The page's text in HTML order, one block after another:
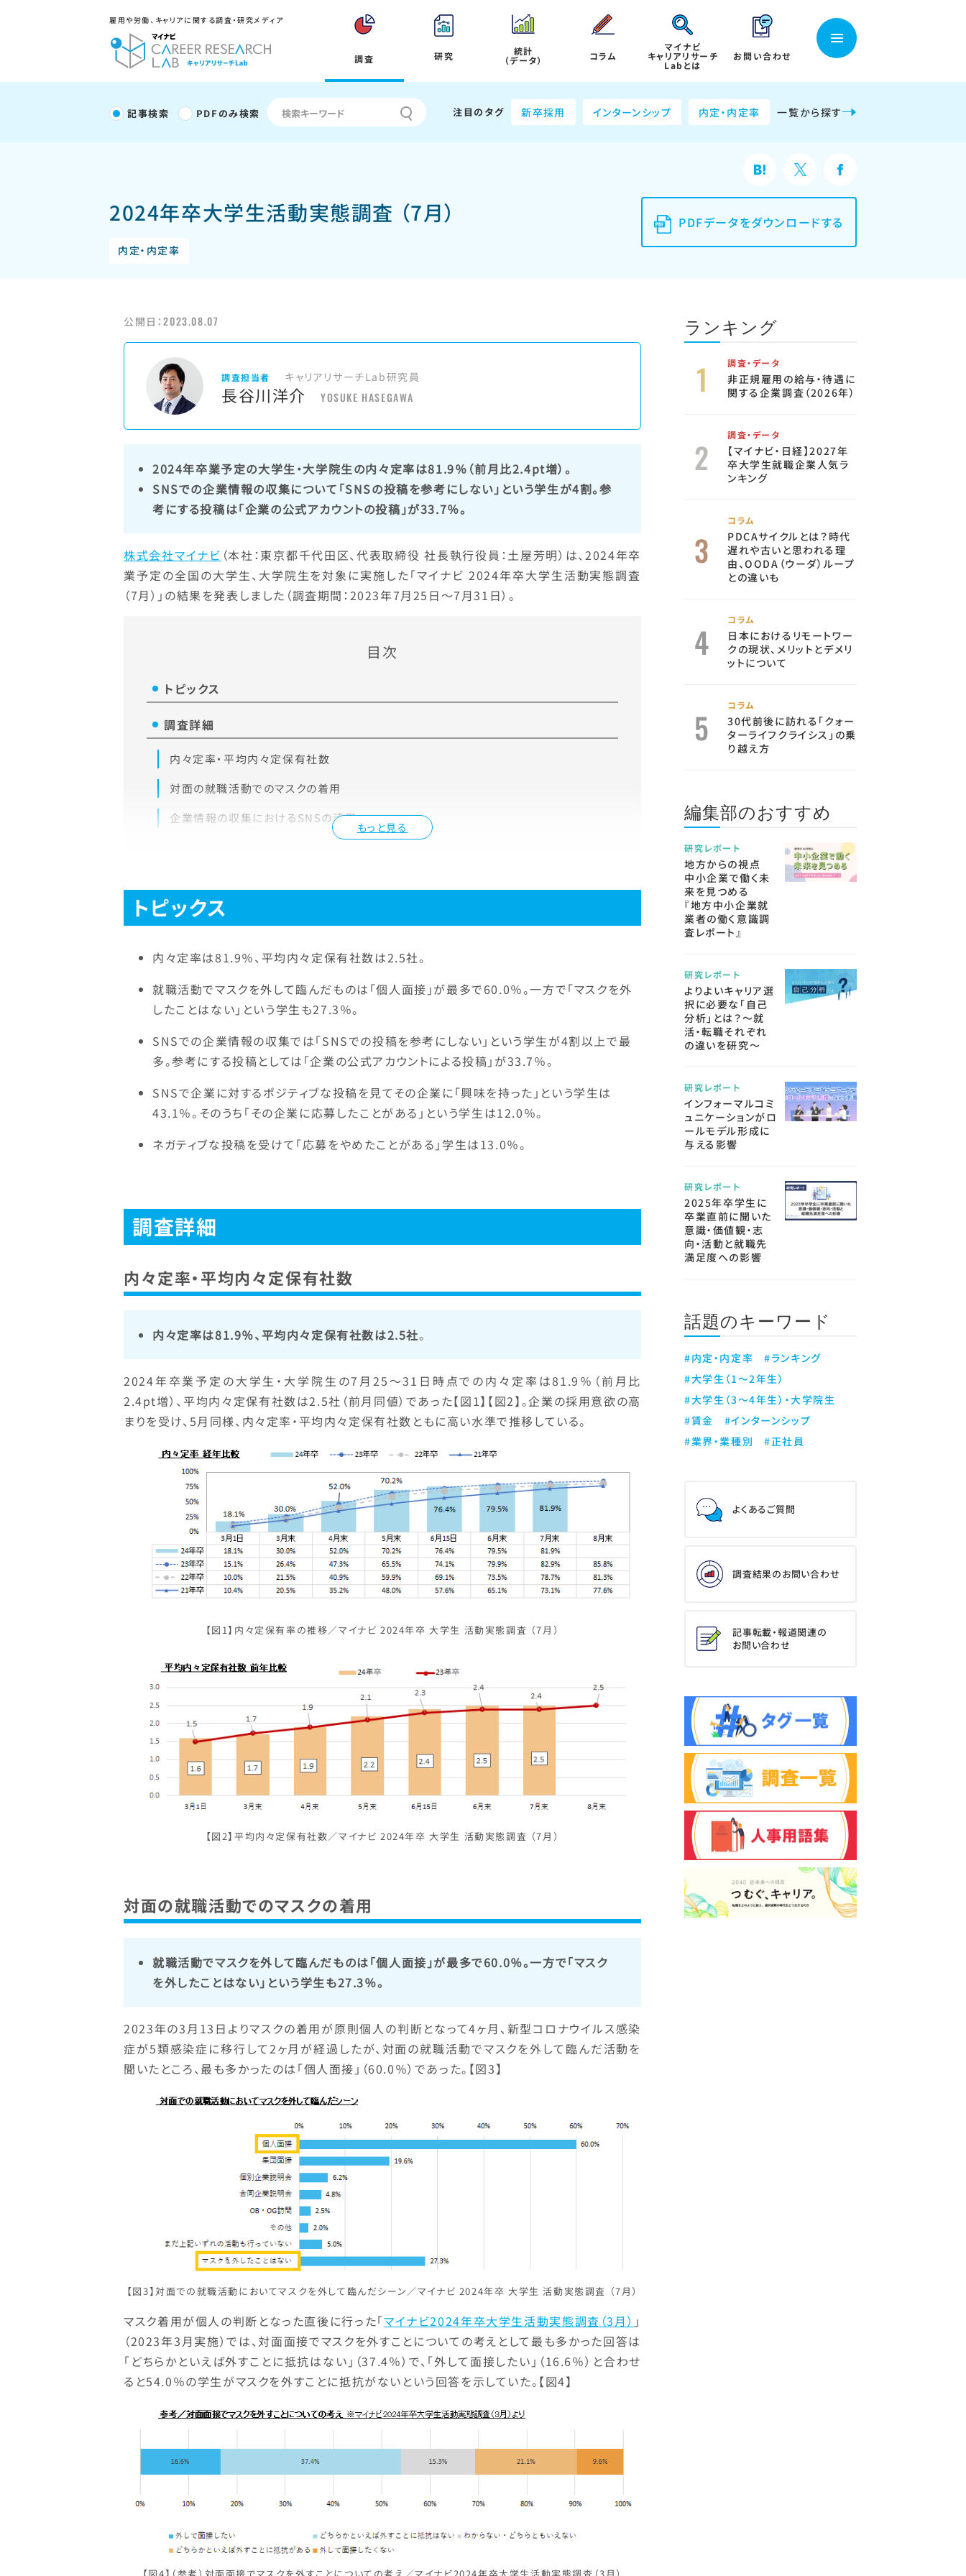
雇用や労働、キャリアに関する調査・研究メディア
調査 研究 統計
（データ） コラム
マイナビ
キャリアリサーチ
Labとは
お問い合わせ
記事検索 PDFのみ検索 注目のタグ 新卒採用 インターンシップ 内定・内定率 一覧から探す
2024年卒大学生活動実態調査 （7月）
内定・内定率
PDFデータをダウンロードする
公開日：2023.08.07
調査担当者 キャリアリサーチLab研究員
長谷川洋介 YOSUKE HASEGAWA
2024年卒業予定の大学生・大学院生の内々定率は81.9％（前月比2.4pt増）。
SNSでの企業情報の収集について「SNSの投稿を参考にしない」という学生が4割。参
考にする投稿は「企業の公式アカウントの投稿」が33.7％。
株式会社マイナビ （本社：東京都千代田区、代表取締役 社長執行役員：土屋芳明）は、2024年卒
業予定の全国の大学生、大学院生を対象に実施した「マイナビ 2024年卒大学生活動実態調査
（7月）」の結果を発表しました（調査期間：2023年7月25日～7月31日）。
目次
もっと見る
トピックス
調査詳細
内々定率・平均内々定保有社数
対面の就職活動でのマスクの着用
企業情報の収集におけるSNSの活用
トピックス
内々定率は81.9％、平均内々定保有社数は2.5社。
就職活動でマスクを外して臨んだものは「個人面接」が最多で60.0％。一方で「マスクを外
したことはない」という学生も27.3％。
SNSでの企業情報の収集では「SNSでの投稿を参考にしない」という学生が4割以上で最
多。参考にする投稿としては「企業の公式アカウントによる投稿」が33.7％。
SNSで企業に対するポジティブな投稿を見てその企業に「興味を持った」という学生は
43.1％。そのうち「その企業に応募したことがある」という学生は12.0％。
ネガティブな投稿を受けて「応募をやめたことがある」学生は13.0％。
調査詳細
内々定率・平均内々定保有社数
内々定率は81.9％、平均内々定保有社数は2.5社。
2024年卒業予定の大学生・大学院生の7月25～31日時点での内々定率は81.9％（前月比
2.4pt増）、平均内々定保有社数は2.5社（前月同値）であった【図1】【図2】。企業の採用意欲の高
まりを受け、5月同様、内々定率・平均内々定保有社数ともに高い水準で推移している。
【図1】内々定保有率の推移／マイナビ 2024年卒 大学生 活動実態調査 （7月）
【図2】平均内々定保有社数／マイナビ 2024年卒 大学生 活動実態調査 （7月）
対面の就職活動でのマスクの着用
就職活動でマスクを外して臨んだものは「個人面接」が最多で60.0％。一方で「マスク
を外したことはない」という学生も27.3％。
2023年の3月13日よりマスクの着用が原則個人の判断となって4ヶ月、新型コロナウイルス感染
症が5類感染症に移行して2ヶ月が経過したが、対面の就職活動でマスクを外して臨んだ活動を
聞いたところ、最も多かったのは「個人面接」（60.0％）であった。【図3】
【図3】対面での就職活動においてマスクを外して臨んだシーン／マイナビ 2024年卒 大学生 活動実態調査 （7月）
マスク着用が個人の判断となった直後に行った「マイナビ2024年卒大学生活動実態調査（3月） 」
（2023年3月実施）では、対面面接でマスクを外すことについての考えとして最も多かった回答は
「どちらかといえば外すことに抵抗はない」（37.4％）で、「外して面接したい」（16.6％）と合わせ
ると54.0％の学生がマスクを外すことに抵抗がないという回答を示していた。【図4】
ランキング
調査・データ
非正規雇用の給与・待遇に
関する企業調査（2026年）
調査・データ
【マイナビ・日経】2027年
卒大学生就職企業人気ラ
ンキング
コラム
PDCAサイクルとは？時代
遅れや古いと思われる理
由、OODA（ウーダ）ループ
との違いも
コラム
日本におけるリモートワー
クの現状、メリットとデメリ
ットについて
コラム
30代前後に訪れる「クォー
ターライフクライシス」の乗
り越え方
編集部のおすすめ
研究レポート
地方からの視点
中小企業で働く未
来を見つめる
『地方中小企業就
業者の働く意識調
査レポート』
研究レポート
よりよいキャリア選
択に必要な「自己
分析」とは？～就
活・転職それぞれ
の違いを研究～
研究レポート
インフォーマルコミ
ュニケーションがロ
ールモデル形成に
与える影響
研究レポート
2025年卒学生に
卒業直前に聞いた
意識・価値観・志
向・活動と就職先
満足度への影響
話題のキーワード
#内定・内定率
#ランキング
#大学生（1～2年生）
#大学生（3～4年生）・大学院生
#賃金
#インターンシップ
#業界・業種別
#正社員
よくあるご質問
調査結果のお問い合わせ
記事転載・報道関連の
お問い合わせ